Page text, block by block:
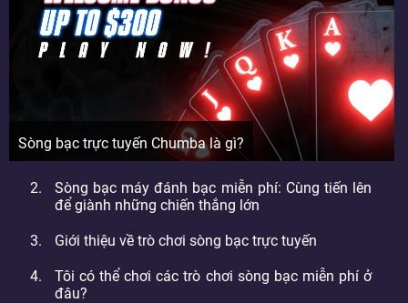
Sòng bạc trực tuyến Chumba là gì?
Sòng bạc máy đánh bạc miễn phí: Cùng tiến lên
để giành những chiến thắng lớn
Giới thiệu về trò chơi sòng bạc trực tuyến
Tôi có thể chơi các trò chơi sòng bạc miễn phí ở
đâu?